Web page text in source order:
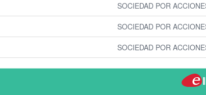
SOCIEDAD POR
SOCIEDAD POR
SOCIEDAD POR